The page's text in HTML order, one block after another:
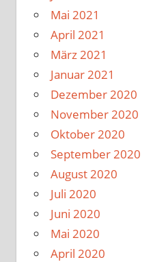
Mai 2021
April 2021
März 2021
Januar 2021
Dezember 2020
November 2020
Oktober 2020
September 2020
August 2020
Juli 2020
Juni 2020
Mai 2020
April 2020